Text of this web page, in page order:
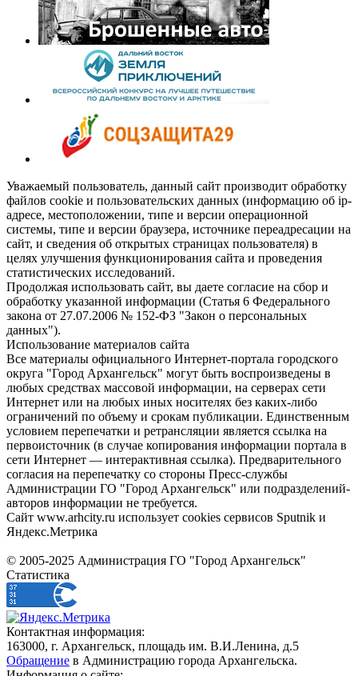
Уважаемый пользователь, данный сайт производит обработку
файлов cookie и пользовательских данных (информацию об ip-
адресе, местоположении, типе и версии операционной
системы, типе и версии браузера, источнике переадресации на
сайт, и сведения об открытых страницах пользователя) в
целях улучшения функционирования сайта и проведения
статистических исследований.
Продолжая использовать сайт, вы даете согласие на сбор и
обработку указанной информации (Статья 6 Федерального
закона от 27.07.2006 № 152-ФЗ "Закон о персональных
данных").
Использование материалов сайта
Все материалы официального Интернет-портала городского
округа "Город Архангельск" могут быть воспроизведены в
любых средствах массовой информации, на серверах сети
Интернет или на любых иных носителях без каких-либо
ограничений по объему и срокам публикации. Единственным
условием перепечатки и ретрансляции является ссылка на
первоисточник (в случае копирования информации портала в
сети Интернет — интерактивная ссылка). Предварительного
согласия на перепечатку со стороны Пресс-службы
Администрации ГО "Город Архангельск" или подразделений-
авторов информации не требуется.
Сайт www.arhcity.ru использует cookies сервисов Sputnik и
Яндекс.Метрика
© 2005-2025 Администрация ГО "Город Архангельск"
Статистика
Контактная информация:
163000, г. Архангельск, площадь им. В.И.Ленина, д.5
Обращение в Администрацию города Архангельска.